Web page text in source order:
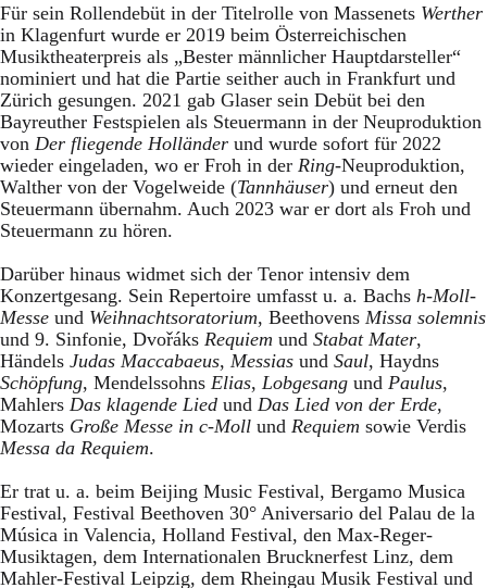
Für sein Rollendebüt in der Titelrolle von Massenets Werther
in Klagenfurt wurde er 2019 beim Österreichischen
Musiktheaterpreis als „Bester männlicher Hauptdarsteller“
nominiert und hat die Partie seither auch in Frankfurt und
Zürich gesungen. 2021 gab Glaser sein Debüt bei den
Bayreuther Festspielen als Steuermann in der Neuproduktion
von Der fliegende Holländer und wurde sofort für 2022
wieder eingeladen, wo er Froh in der Ring-Neuproduktion,
Walther von der Vogelweide (Tannhäuser) und erneut den
Steuermann übernahm. Auch 2023 war er dort als Froh und
Steuermann zu hören.
Darüber hinaus widmet sich der Tenor intensiv dem
Konzertgesang. Sein Repertoire umfasst u. a. Bachs h-Moll-
Messe und Weihnachtsoratorium, Beethovens Missa solemnis
und 9. Sinfonie, Dvořáks Requiem und Stabat Mater,
Händels Judas Maccabaeus, Messias und Saul, Haydns
Schöpfung, Mendelssohns Elias, Lobgesang und Paulus,
Mahlers Das klagende Lied und Das Lied von der Erde,
Mozarts Große Messe in c-Moll und Requiem sowie Verdis
Messa da Requiem.
Er trat u. a. beim Beijing Music Festival, Bergamo Musica
Festival, Festival Beethoven 30° Aniversario del Palau de la
Música in Valencia, Holland Festival, den Max-Reger-
Musiktagen, dem Internationalen Brucknerfest Linz, dem
Mahler-Festival Leipzig, dem Rheingau Musik Festival und